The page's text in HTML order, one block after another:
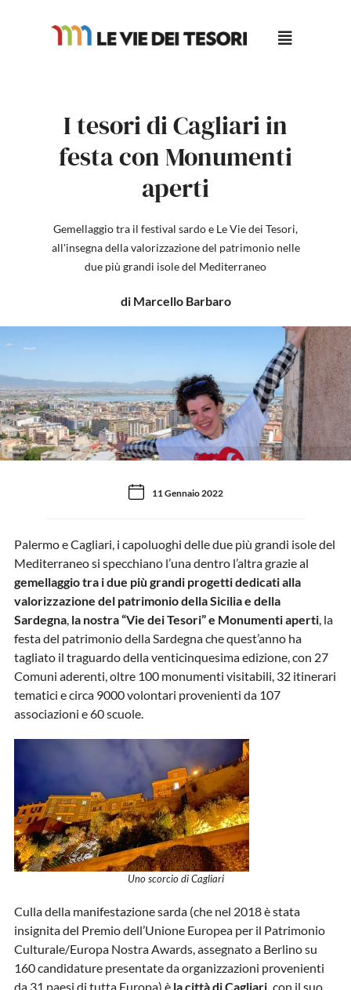
I tesori di Cagliari in
festa con Monumenti
aperti
Gemellaggio tra il festival sardo e Le Vie dei Tesori,
all'insegna della valorizzazione del patrimonio nelle
due più grandi isole del Mediterraneo
di Marcello Barbaro
11 Gennaio 2022
Palermo e Cagliari, i capoluoghi delle due più grandi isole del
Mediterraneo si specchiano l’una dentro l’altra grazie al
gemellaggio tra i due più grandi progetti dedicati alla
valorizzazione del patrimonio della Sicilia e della
Sardegna,la nostra“Vie dei Tesori” e Monumenti aperti, la
festa del patrimonio della Sardegna che quest’anno ha
tagliato il traguardo della venticinquesima edizione, con 27
Comuni aderenti, oltre 100 monumenti visitabili, 32 itinerari
tematici e circa 9000 volontari provenienti da 107
associazioni e 60 scuole.
Uno scorcio di Cagliari
Culla della manifestazione sarda (che nel 2018 è stata
insignita del Premio dell’Unione Europea per il Patrimonio
Culturale/Europa Nostra Awards, assegnato a Berlino su
160 candidature presentate da organizzazioni provenienti
da 31 paesi di tutta Europa) è la città di Cagliari, con il suo